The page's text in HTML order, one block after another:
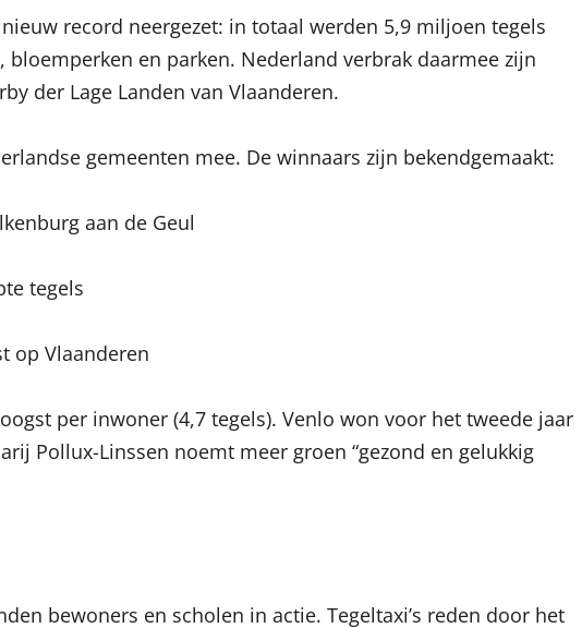
record neergezet: in totaal werden 5,9 miljoen tegels
en parken. Nederland verbrak daarmee zijn
der Lage Landen van Vlaanderen.
gemeenten mee. De winnaars zijn bekendgemaakt:
aan de Geul
tegels
op Vlaanderen
per inwoner (4,7 tegels). Venlo won voor het tweede jaar
Pollux-Linssen noemt meer groen “gezond en gelukkig
bewoners en scholen in actie. Tegeltaxi’s reden door het